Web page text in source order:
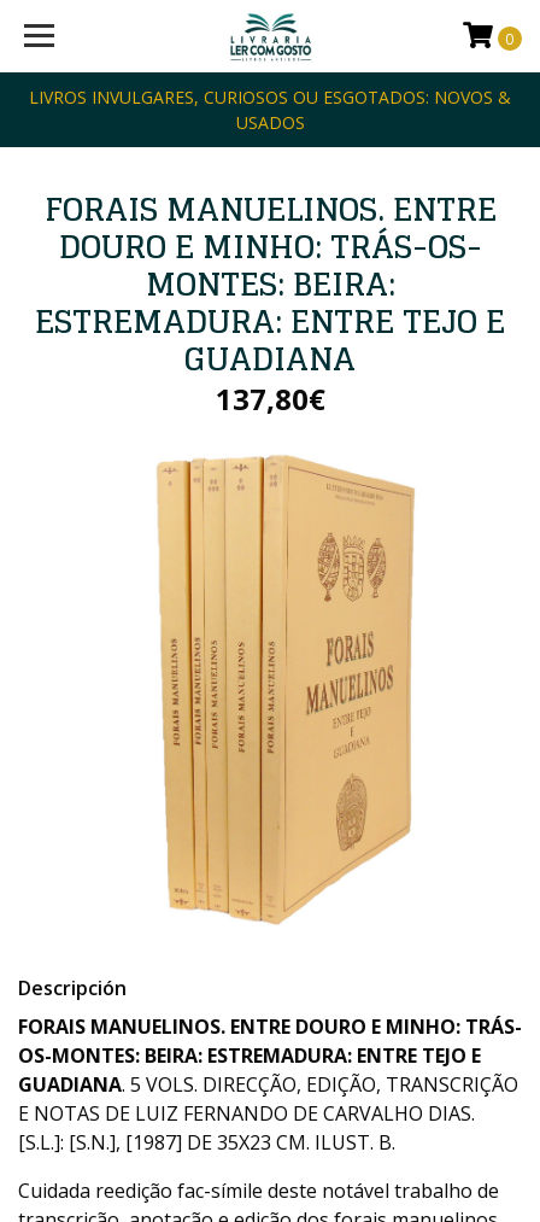
LIVROS INVULGARES, CURIOSOS OU ESGOTADOS: NOVOS &
USADOS
0
FORAIS MANUELINOS. ENTRE
DOURO E MINHO: TRÁS-OS-
MONTES: BEIRA:
ESTREMADURA: ENTRE TEJO E
GUADIANA
137,80€
Descripción
FORAIS MANUELINOS. ENTRE DOURO E MINHO: TRÁS-
OS-MONTES: BEIRA: ESTREMADURA: ENTRE TEJO E
GUADIANA. 5 VOLS. DIRECÇÃO, EDIÇÃO, TRANSCRIÇÃO
E NOTAS DE LUIZ FERNANDO DE CARVALHO DIAS.
[S.L.]: [S.N.], [1987] DE 35X23 CM. ILUST. B.
Cuidada reedição fac-símile deste notável trabalho de